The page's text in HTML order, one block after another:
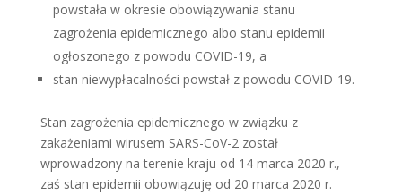
powstała w okresie obowiązywania stanu
zagrożenia epidemicznego albo stanu epidemii
ogłoszonego z powodu COVID-19, a
stan niewypłacalności powstał z powodu COVID-19.
Stan zagrożenia epidemicznego w związku z
zakażeniami wirusem SARS-CoV-2 został
wprowadzony na terenie kraju od 14 marca 2020 r.,
zaś stan epidemii obowiązuję od 20 marca 2020 r.